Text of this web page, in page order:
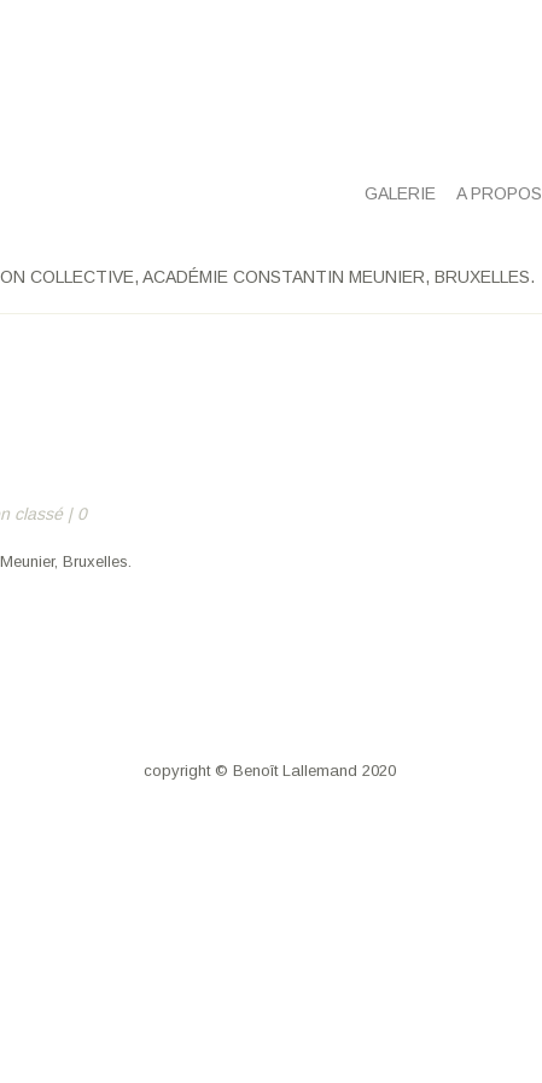
GALERIE A PROPOS
COLLECTIVE, ACADÉMIE CONSTANTIN MEUNIER, BRUXELLES.
classé | 0
Bruxelles.
copyright © Benoît Lallemand 2020